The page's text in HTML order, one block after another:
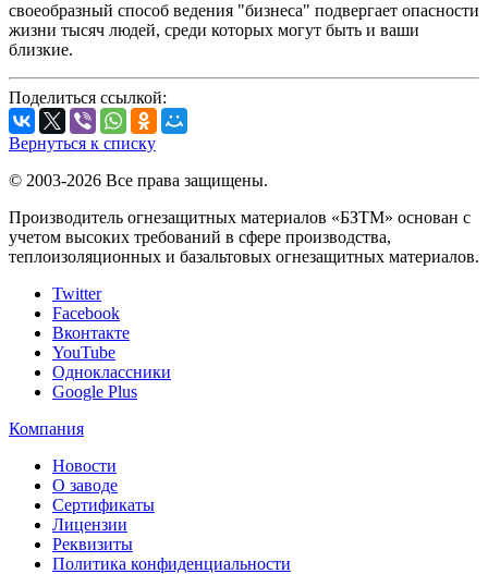
своеобразный способ ведения "бизнеса" подвергает опасности
жизни тысяч людей, среди которых могут быть и ваши
близкие.
Поделиться ссылкой:
Вернуться к списку
© 2003-2026 Все права защищены.
Производитель огнезащитных материалов «БЗТМ» основан с
учетом высоких требований в сфере производства,
теплоизоляционных и базальтовых огнезащитных материалов.
Twitter
Facebook
Вконтакте
YouTube
Одноклассники
Google Plus
Компания
Новости
О заводе
Сертификаты
Лицензии
Реквизиты
Политика конфиденциальности